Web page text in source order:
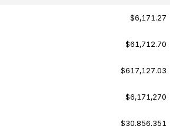
$6,171.27
$61,712.70
$617,127.03
$6,171,270
$30,856,351